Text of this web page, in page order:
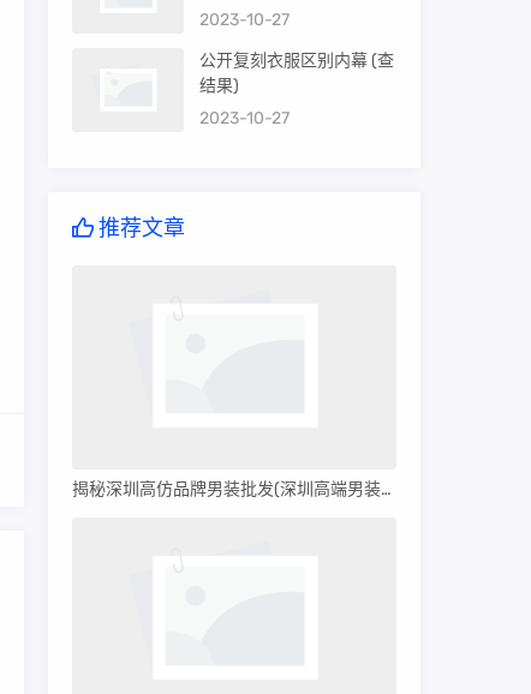
2023-10-27
公开复刻衣服区别内幕 (查
结果)
2023-10-27
推荐文章
揭秘深圳高仿品牌男装批发(深圳高端男装批发)